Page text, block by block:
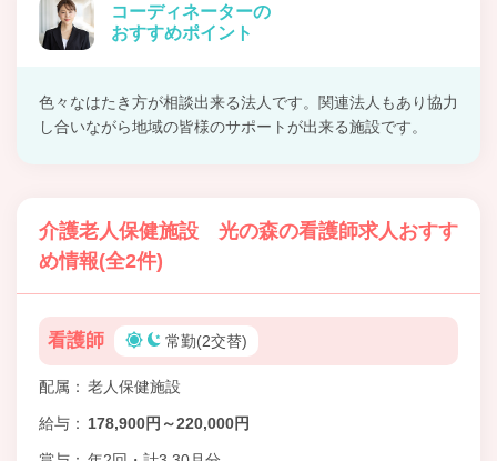
コーディネーターの
おすすめポイント
色々なはたき方が相談出来る法人です。関連法人もあり協力
し合いながら地域の皆様のサポートが出来る施設です。
介護老人保健施設 光の森の看護師求人おすす
め情報(全2件)
看護師 常勤(2交替)
配属 老人保健施設
給与 178,900円～220,000円